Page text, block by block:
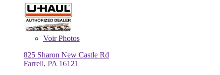
VoirPhotos
825 Sharon New Castle Rd
Farrell, PA 16121